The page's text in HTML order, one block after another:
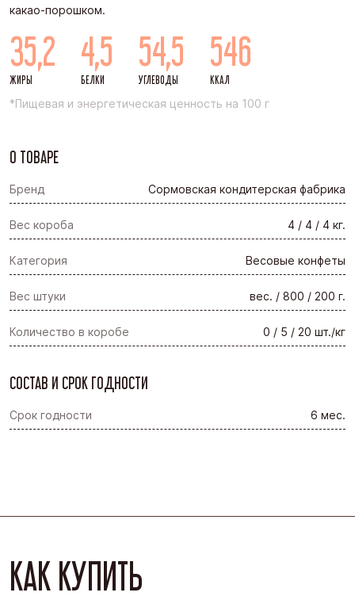
какао-порошком.
35,2
ЖИРЫ
4,5
БЕЛКИ
54,5
УГЛЕВОДЫ
546
ККАЛ
*Пищевая и энергетическая ценность на 100 г
О ТОВАРЕ
Бренд Сормовская кондитерская фабрика
Вес короба 4 / 4 / 4 кг.
Категория Весовые конфеты
Вес штуки вес. / 800 / 200 г.
Количество в коробе 0 / 5 / 20 шт./кг
СОСТАВ И СРОК ГОДНОСТИ
Срок годности 6 мес.
КАК КУПИТЬ